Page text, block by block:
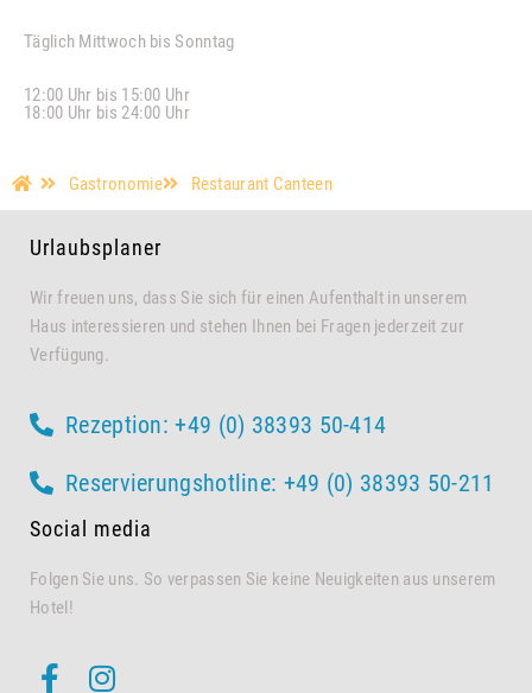
Täglich Mittwoch bis Sonntag
12:00 Uhr bis 15:00 Uhr
18:00 Uhr bis 24:00 Uhr
Gastronomie Restaurant Canteen
Urlaubsplaner
Wir freuen uns, dass Sie sich für einen Aufenthalt in unserem
Haus interessieren und stehen Ihnen bei Fragen jederzeit zur
Verfügung.
Rezeption: +49 (0) 38393 50-414
Reservierungshotline: +49 (0) 38393 50-211
Social media
Folgen Sie uns. So verpassen Sie keine Neuigkeiten aus unserem
Hotel!